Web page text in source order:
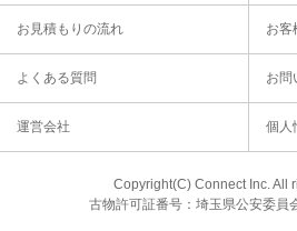
お見積もりの流れ お客
よくある質問 お問
運営会社 個人
Copyright(C) Connect Inc. All
古物許可証番号：埼玉県公安委